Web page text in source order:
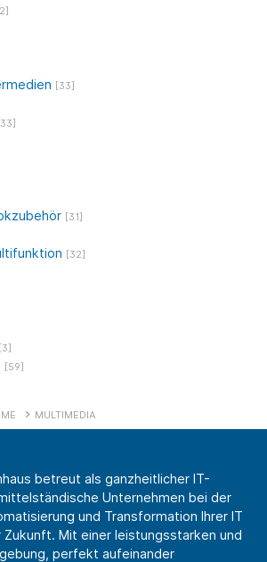
[33]
[31]
[32]
[3]
[59]
MULTIMEDIA
betreut als ganzheitlicher IT-
Unternehmen bei der
und Transformation Ihrer IT
Zukunft. Mit einer leistungsstarken und
perfekt aufeinander